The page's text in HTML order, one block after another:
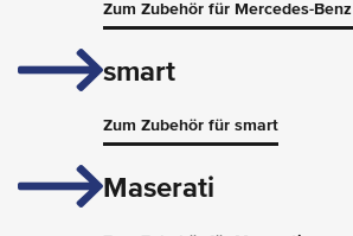
Zum Zubehör für Mercedes-
smart
Zum Zubehör für smart
Maserati